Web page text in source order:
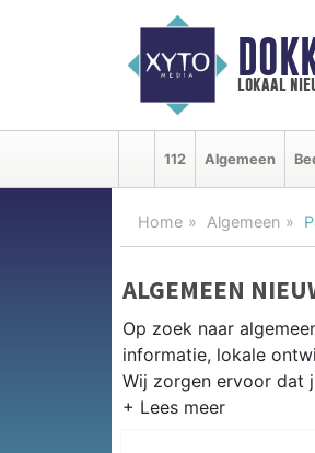
lokaal
112 Algemeen
Home Algemeen
ALGEMEEN
Op zoek naar
informatie, lokale
Wij zorgen ervoor dat